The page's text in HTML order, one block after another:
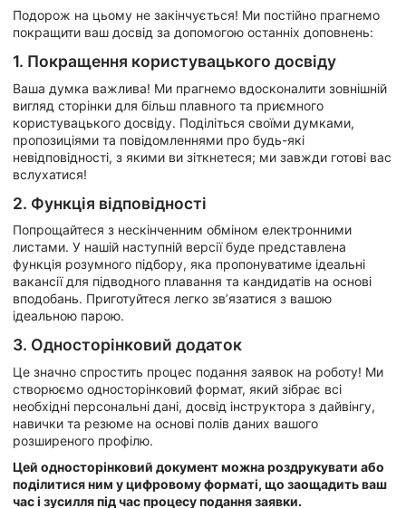
Подорож на цьому не закінчується! Ми постійно прагнемо
покращити ваш досвід за допомогою останніх доповнень:
1. Покращення користувацького досвіду
Ваша думка важлива! Ми прагнемо вдосконалити зовнішній
вигляд сторінки для більш плавного та приємного
користувацького досвіду. Поділіться своїми думками,
пропозиціями та повідомленнями про будь-які
невідповідності, з якими ви зіткнетеся; ми завжди готові вас
вслухатися!
2. Функція відповідності
Попрощайтеся з нескінченним обміном електронними
листами. У нашій наступній версії буде представлена
функція розумного підбору, яка пропонуватиме ідеальні
вакансії для підводного плавання та кандидатів на основі
вподобань. Приготуйтеся легко зв’язатися з вашою
ідеальною парою.
3. Односторінковий додаток
Це значно спростить процес подання заявок на роботу! Ми
створюємо односторінковий формат, який зібрає всі
необхідні персональні дані, досвід інструктора з дайвінгу,
навички та резюме на основі полів даних вашого
розширеного профілю.
Цей односторінковий документ можна роздрукувати або
поділитися ним у цифровому форматі, що заощадить ваш
час і зусилля під час процесу подання заявки.